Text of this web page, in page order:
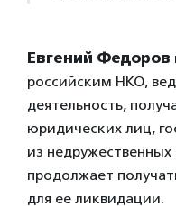
Евгений Федоров
российским НКО,
деятельность,
юридических лиц,
из
продолжает
для ее ликвидации.